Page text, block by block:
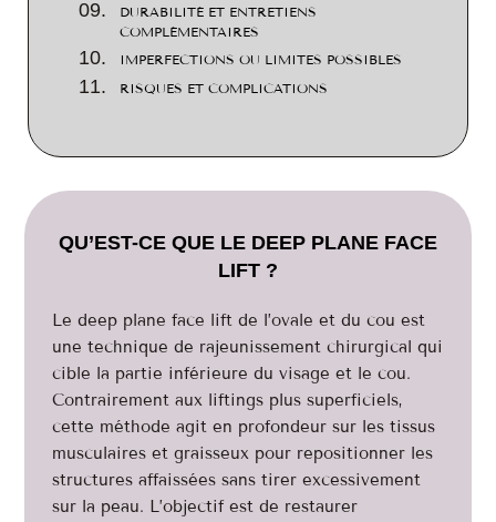
DURABILITÉ ET ENTRETIENS
COMPLÉMENTAIRES
IMPERFECTIONS OU LIMITES POSSIBLES
RISQUES ET COMPLICATIONS
QU’EST-CE QUE LE DEEP PLANE FACE
LIFT ?
Le deep plane face lift de l’ovale et du cou est
une technique de rajeunissement chirurgical qui
cible la partie inférieure du visage et le cou.
Contrairement aux liftings plus superficiels,
cette méthode agit en profondeur sur les tissus
musculaires et graisseux pour repositionner les
structures affaissées sans tirer excessivement
sur la peau. L’objectif est de restaurer